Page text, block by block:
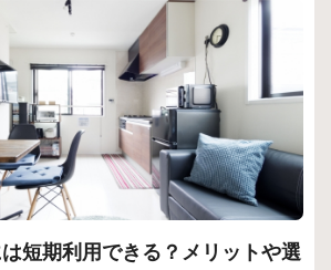
短期利用できる？メリットや選